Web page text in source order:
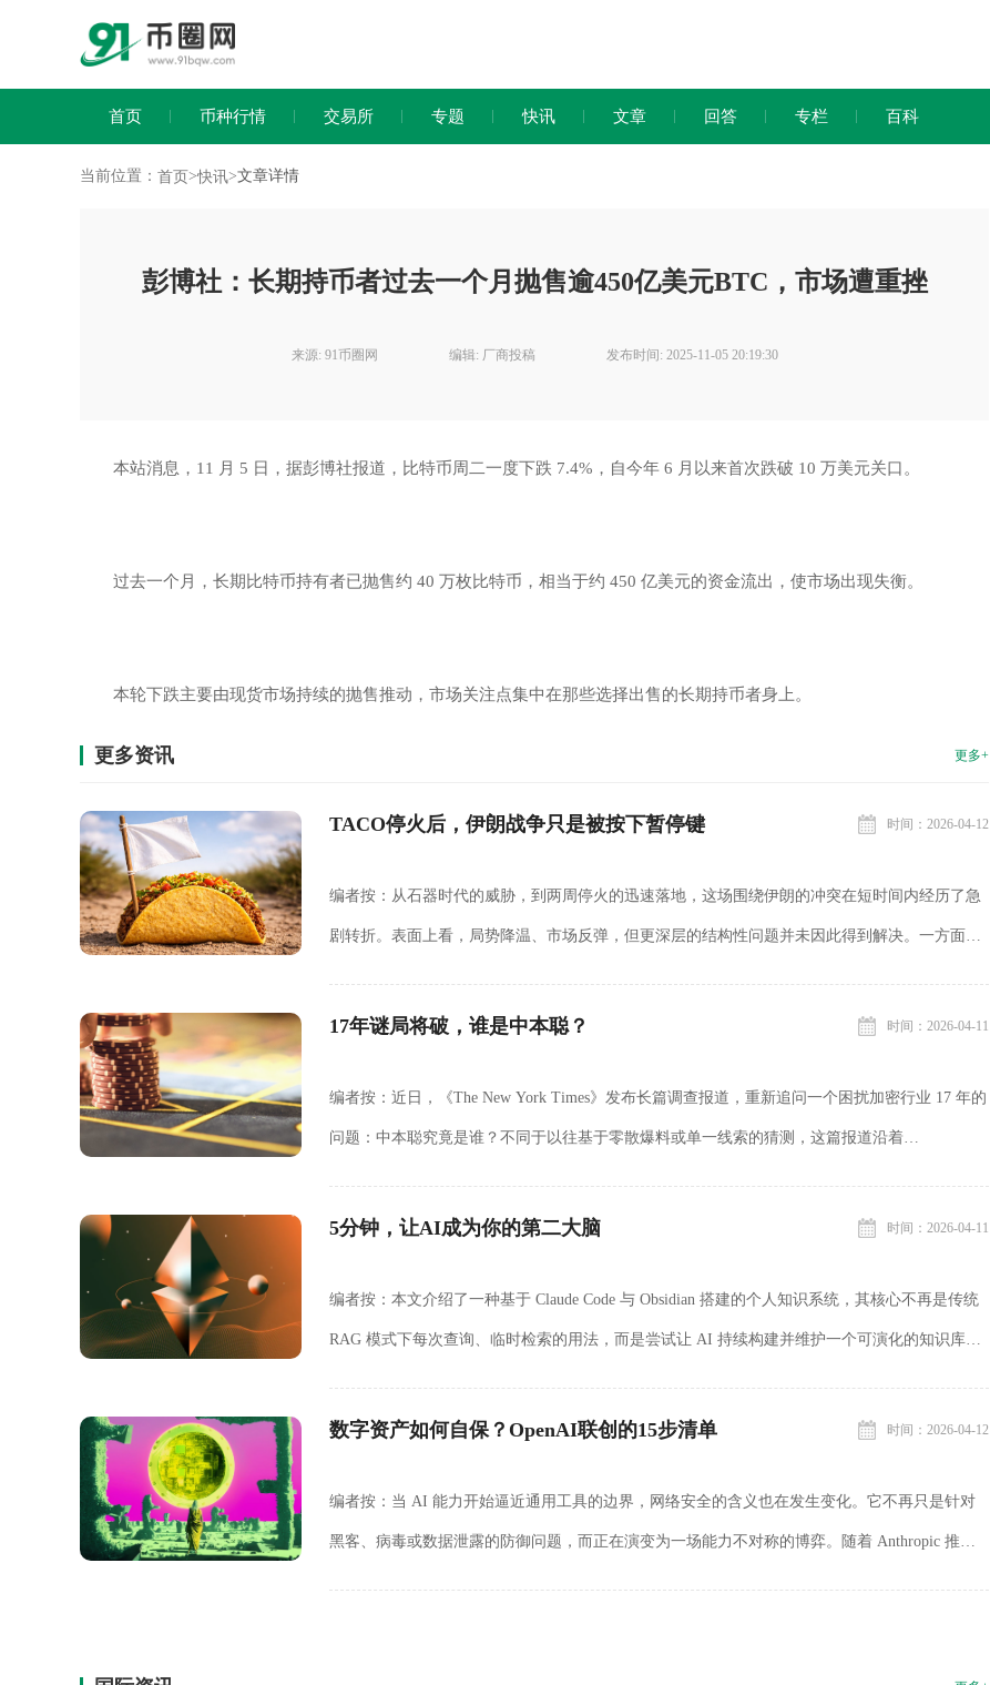
首页 币种行情 交易所 专题 快讯 文章 回答 专栏 百科
当前位置： 首页>快讯>文章详情
彭博社：长期持币者过去一个月抛售逾450亿美元BTC，市场遭重挫
来源: 91币圈网 编辑: 厂商投稿 发布时间: 2025-11-05 20:19:30
本站消息，11 月 5 日，据彭博社报道，比特币周二一度下跌 7.4%，自今年 6 月以来首次跌破 10 万美元关口。
过去一个月，长期比特币持有者已抛售约 40 万枚比特币，相当于约 450 亿美元的资金流出，使市场出现失衡。
本轮下跌主要由现货市场持续的抛售推动，市场关注点集中在那些选择出售的长期持币者身上。
更多资讯 更多+
TACO停火后，伊朗战争只是被按下暂停键 时间：2026-04-12
编者按：从石器时代的威胁，到两周停火的迅速落地，这场围绕伊朗的冲突在短时间内经历了急
剧转折。表面上看，局势降温、市场反弹，但更深层的结构性问题并未因此得到解决。一方面，
17年谜局将破，谁是中本聪？ 时间：2026-04-11
编者按：近日，《The New York Times》发布长篇调查报道，重新追问一个困扰加密行业 17 年的
问题：中本聪究竟是谁？不同于以往基于零散爆料或单一线索的猜测，这篇报道沿着
5分钟，让AI成为你的第二大脑 时间：2026-04-11
编者按：本文介绍了一种基于 Claude Code 与 Obsidian 搭建的个人知识系统，其核心不再是传统
RAG 模式下每次查询、临时检索的用法，而是尝试让 AI 持续构建并维护一个可演化的知识库
数字资产如何自保？OpenAI联创的15步清单 时间：2026-04-12
编者按：当 AI 能力开始逼近通用工具的边界，网络安全的含义也在发生变化。它不再只是针对
黑客、病毒或数据泄露的防御问题，而正在演变为一场能力不对称的博弈。随着 Anthropic 推出